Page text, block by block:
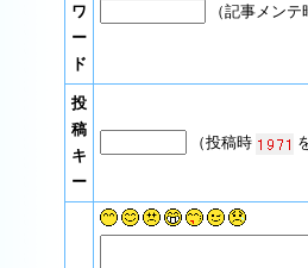
ワ
ー
ド
（記事メンテ
投
稿
キ
ー
（投稿時